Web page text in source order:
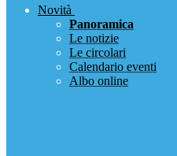
Novità
Panoramica
Le notizie
Le circolari
Calendario eventi
Albo online